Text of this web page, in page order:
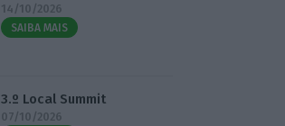
14/10/2026
SAIBA MAIS
3.º Local Summit
07/10/2026